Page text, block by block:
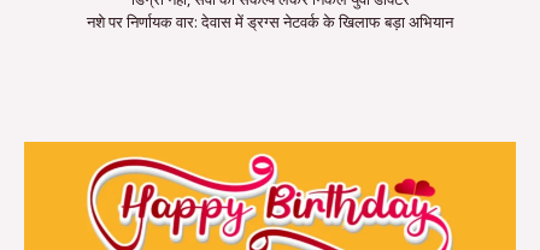
नशे पर निर्णायक वार: देवास में ड्रग्स नेटवर्क के खिलाफ बड़ा अभियान